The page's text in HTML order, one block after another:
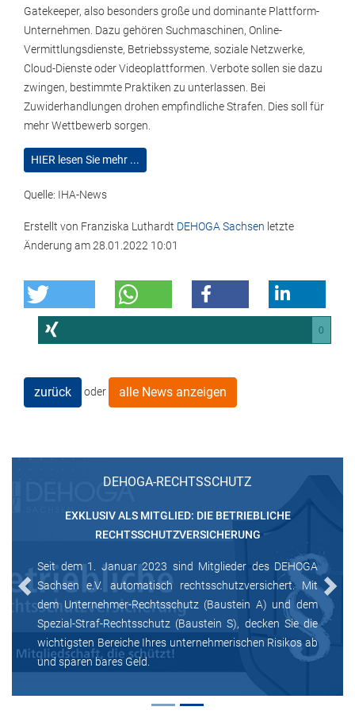
Gatekeeper, also besonders große und dominante Plattform-
Unternehmen. Dazu gehören Suchmaschinen, Online-
Vermittlungsdienste, Betriebssysteme, soziale Netzwerke,
Cloud-Dienste oder Videoplattformen. Verbote sollen sie dazu
zwingen, bestimmte Praktiken zu unterlassen. Bei
Zuwiderhandlungen drohen empfindliche Strafen. Dies soll für
mehr Wettbewerb sorgen.
HIER lesen Sie mehr ...
Quelle: IHA-News
Erstellt von Franziska Luthardt DEHOGA Sachsen letzte
Änderung am28.01.2022 10:01
0
zurück oder alle News anzeigen
DEHOGA-RECHTSSCHUTZ
EXKLUSIV ALS MITGLIED: DIE BETRIEBLICHE
RECHTSSCHUTZVERSICHERUNG
Seit dem 1. Januar 2023 sind Mitglieder des DEHOGA
Sachsen e.V. automatisch rechtsschutzversichert. Mit
dem Unternehmer-Rechtsschutz (Baustein A) und dem
Spezial-Straf-Rechtsschutz (Baustein S), decken Sie die
wichtigsten Bereiche Ihres unternehmerischen Risikos ab
und sparen bares Geld.
Previous Next